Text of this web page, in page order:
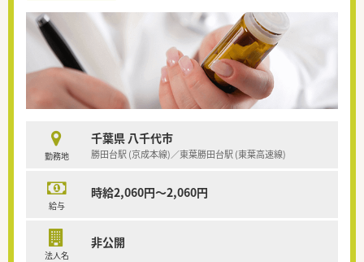
勤務地
千葉県 八千代市
勝田台駅 (京成本線)／東葉勝田台駅 (東葉高速線)
給与
時給2,060円～2,060円
法人名
非公開